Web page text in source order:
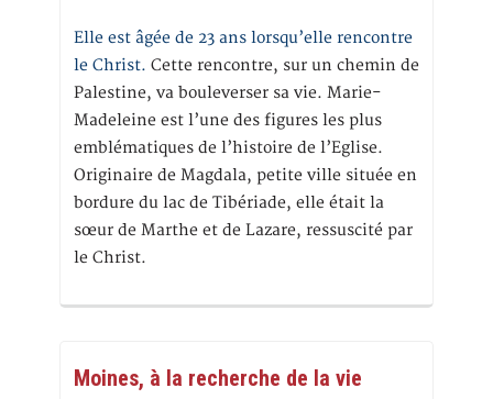
Elle est âgée de 23 ans lorsqu’elle rencontre
le Christ. Cette rencontre, sur un chemin de
Palestine, va bouleverser sa vie. Marie-
Madeleine est l’une des figures les plus
emblématiques de l’histoire de l’Eglise.
Originaire de Magdala, petite ville située en
bordure du lac de Tibériade, elle était la
sœur de Marthe et de Lazare, ressuscité par
le Christ.
Moines, à la recherche de la vie